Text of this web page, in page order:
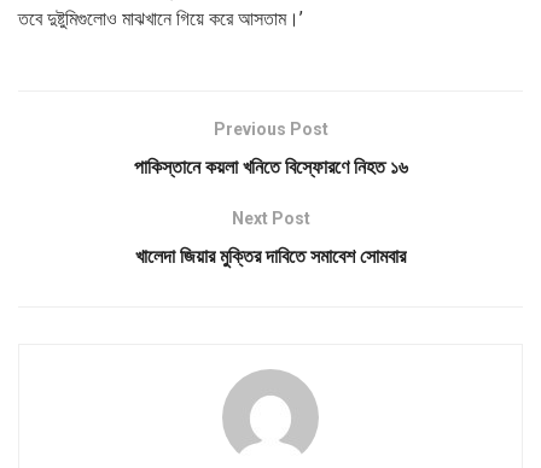
তবে দুষ্টুমিগুলোও মাঝখানে গিয়ে করে আসতাম।’
Previous Post
পাকিস্তানে কয়লা খনিতে বিস্ফোরণে নিহত ১৬
Next Post
খালেদা জিয়ার মুক্তির দাবিতে সমাবেশ সোমবার